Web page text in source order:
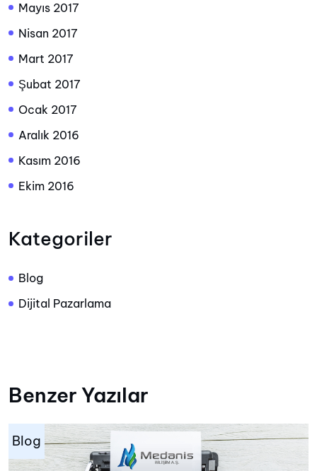
Mayıs 2017
Nisan 2017
Mart 2017
Şubat 2017
Ocak 2017
Aralık 2016
Kasım 2016
Ekim 2016
Kategoriler
Blog
Dijital Pazarlama
Benzer Yazılar
Blog